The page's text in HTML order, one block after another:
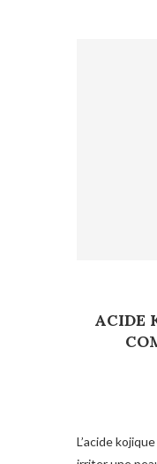
ACIDE
L’acide